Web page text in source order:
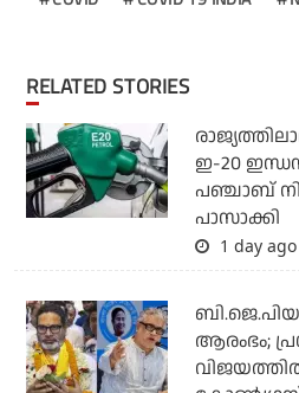
RELATED STORIES
ഇ-20
പഞ്ചാബ്
പാസാക്കി
1 day ago
ആരംഭം;